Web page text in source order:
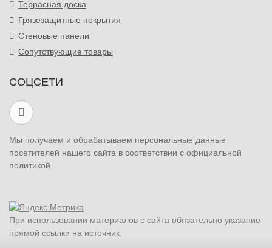
Террасная доска
Грязезащитные покрытия
Стеновые панели
Сопутствующие товары
СОЦСЕТИ
Мы получаем и обрабатываем персональные данные
посетителей нашего сайта в соответствии с официальной
политикой.
При использовании материалов с сайта обязательно указание
прямой ссылки на источник.